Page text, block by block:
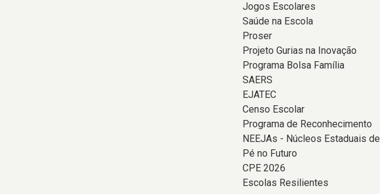
Jogos Escolares
Saúde na Escola
Proser
Projeto Gurias na Inovação
Programa Bolsa Família
SAERS
EJATEC
Censo Escolar
Programa de Reconhecimento
NEEJAs - Núcleos Estaduais de
Pé no Futuro
CPE 2026
Escolas Resilientes